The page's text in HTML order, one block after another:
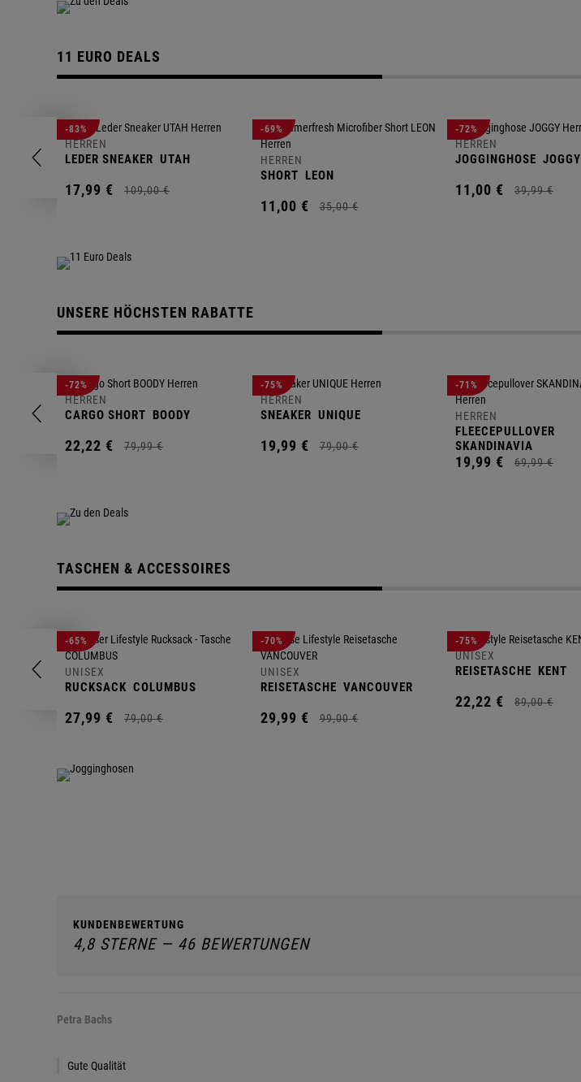
11 EURO DEALS
-83%
HERREN
LEDER SNEAKER UTAH
17,99 € 109,00 €
-69%
HERREN
SHORT LEON
11,00 € 35,00 €
-72%
HERREN
JOGGINGHOSE JOGGY
11,00 € 39,99 €
UNSERE HÖCHSTEN RABATTE
-72%
HERREN
CARGO SHORT BOODY
22,22 € 79,99 €
-75%
HERREN
SNEAKER UNIQUE
19,99 € 79,00 €
-71%
HERREN
FLEECEPULLOVER
SKANDINAVIA
19,99 € 69,99 €
TASCHEN & ACCESSOIRES
-65%
UNISEX
RUCKSACK COLUMBUS
27,99 € 79,00 €
-70%
UNISEX
REISETASCHE VANCOUVER
29,99 € 99,00 €
-75%
UNISEX
REISETASCHE KENT
22,22 € 89,00 €
KUNDENBEWERTUNG
4,8 STERNE — 46 BEWERTUNGEN
Petra Bachs
Gute Qualität